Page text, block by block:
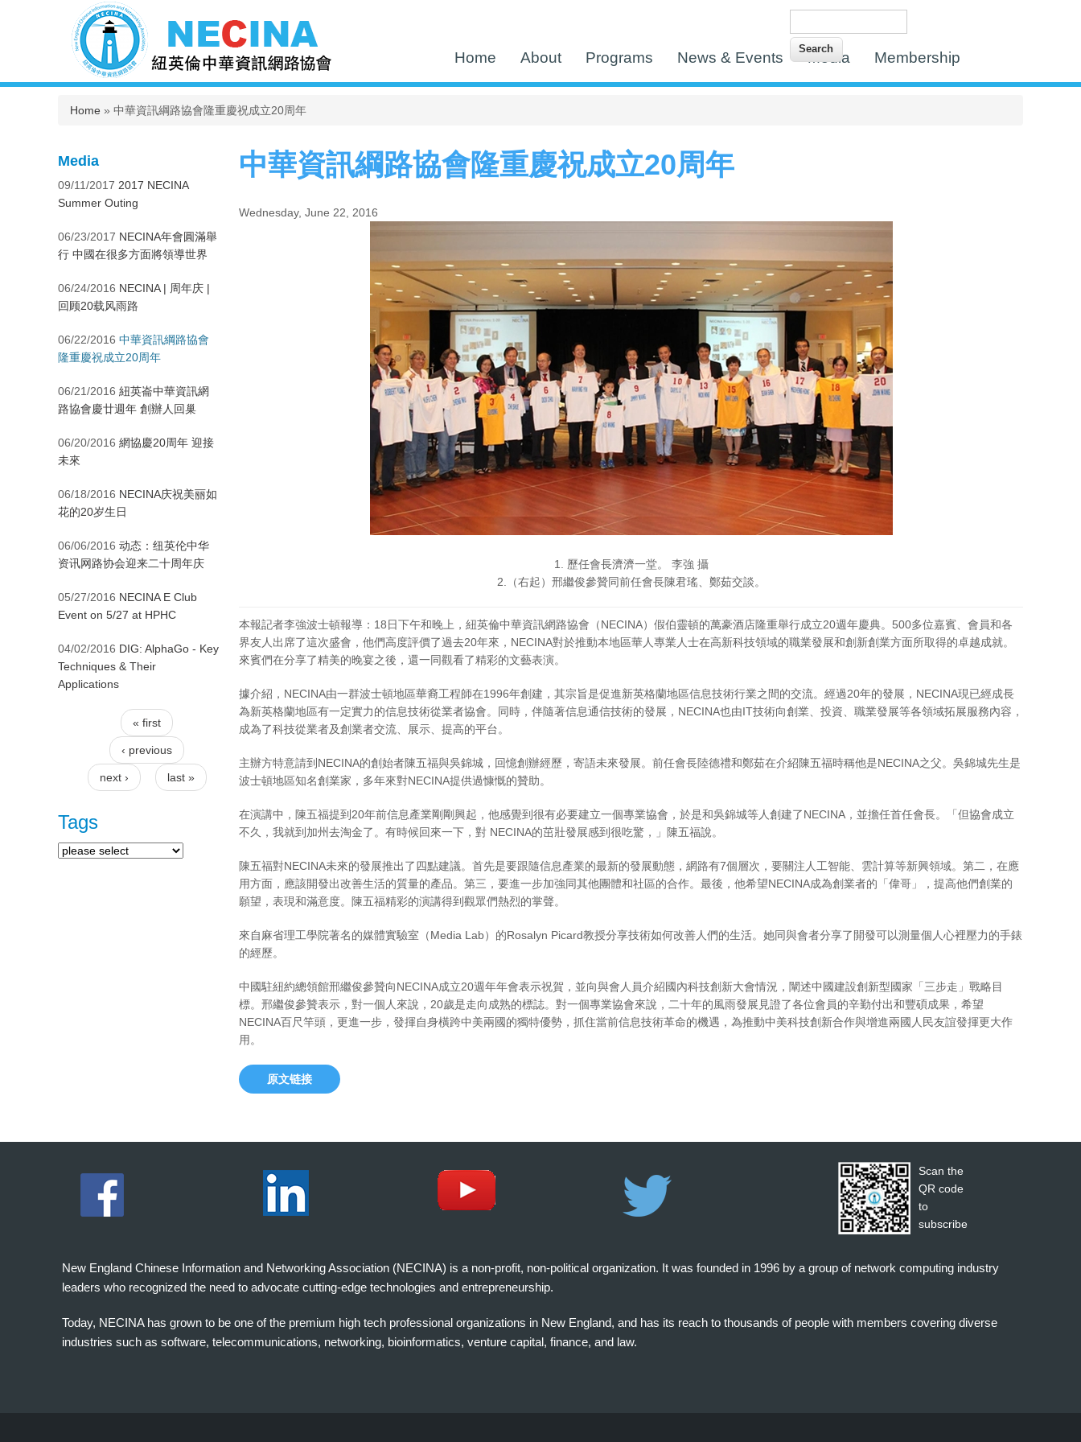
Home About Programs News & Events Media Membership
You are here
Home » 中華資訊綱路協會隆重慶祝成立20周年
中華資訊綱路協會隆重慶祝成立20周年
Wednesday, June 22, 2016
1. 歷任會長濟濟一堂。 李強 攝
2.（右起）邢繼俊參贊同前任會長陳君瑤、鄭茹交談。
本報記者李強波士頓報導：18日下午和晚上，紐英倫中華資訊網路協會（NECINA）假伯靈頓的萬豪酒店隆重舉行成立20週年慶典。500多位嘉賓、會員和各
界友人出席了這次盛會，他們高度評價了過去20年來，NECINA對於推動本地區華人專業人士在高新科技領域的職業發展和創新創業方面所取得的卓越成就。
來賓們在分享了精美的晚宴之後，還一同觀看了精彩的文藝表演。
據介紹，NECINA由一群波士頓地區華裔工程師在1996年創建，其宗旨是促進新英格蘭地區信息技術行業之間的交流。經過20年的發展，NECINA現已經成長
為新英格蘭地區有一定實力的信息技術從業者協會。同時，伴隨著信息通信技術的發展，NECINA也由IT技術向創業、投資、職業發展等各領域拓展服務內容，
成為了科技從業者及創業者交流、展示、提高的平台。
主辦方特意請到NECINA的創始者陳五福與吳錦城，回憶創辦經歷，寄語未來發展。前任會長陸德禮和鄭茹在介紹陳五福時稱他是NECINA之父。吳錦城先生是
波士頓地區知名創業家，多年來對NECINA提供過慷慨的贊助。
在演講中，陳五福提到20年前信息產業剛剛興起，他感覺到很有必要建立一個專業協會，於是和吳錦城等人創建了NECINA，並擔任首任會長。「但協會成立
不久，我就到加州去淘金了。有時候回來一下，對 NECINA的茁壯發展感到很吃驚，」陳五福說。
陳五福對NECINA未來的發展推出了四點建議。首先是要跟隨信息產業的最新的發展動態，網路有7個層次，要關注人工智能、雲計算等新興領域。第二，在應
用方面，應該開發出改善生活的質量的產品。第三，要進一步加強同其他團體和社區的合作。最後，他希望NECINA成為創業者的「偉哥」，提高他們創業的
願望，表現和滿意度。陳五福精彩的演講得到觀眾們熱烈的掌聲。
來自麻省理工學院著名的媒體實驗室（Media Lab）的Rosalyn Picard教授分享技術如何改善人們的生活。她同與會者分享了開發可以測量個人心裡壓力的手錶
的經歷。
中國駐紐約總領館邢繼俊參贊向NECINA成立20週年年會表示祝賀，並向與會人員介紹國內科技創新大會情況，闡述中國建設創新型國家「三步走」戰略目
標。邢繼俊參贊表示，對一個人來說，20歲是走向成熟的標誌。對一個專業協會來說，二十年的風雨發展見證了各位會員的辛勤付出和豐碩成果，希望
NECINA百尺竿頭，更進一步，發揮自身橫跨中美兩國的獨特優勢，抓住當前信息技術革命的機遇，為推動中美科技創新合作與增進兩國人民友誼發揮更大作
用。
原文链接
Media
09/11/2017 2017 NECINA
Summer Outing
06/23/2017 NECINA年會圓滿舉
行 中國在很多方面將領導世界
06/24/2016 NECINA | 周年庆 |
回顾20载风雨路
06/22/2016 中華資訊綱路協會
隆重慶祝成立20周年
06/21/2016 紐英崙中華資訊網
路協會慶廿週年 創辦人回巢
06/20/2016 網協慶20周年 迎接
未來
06/18/2016 NECINA庆祝美丽如
花的20岁生日
06/06/2016 动态：纽英伦中华
资讯网路协会迎来二十周年庆
05/27/2016 NECINA E Club
Event on 5/27 at HPHC
04/02/2016 DIG: AlphaGo - Key
Techniques & Their
Applications
Pages
« first
‹ previous
next › last »
Tags
Scan the
QR code
to
subscribe
New England Chinese Information and Networking Association (NECINA) is a non-profit, non-political organization. It was founded in 1996 by a group of network computing industry
leaders who recognized the need to advocate cutting-edge technologies and entrepreneurship.
Today, NECINA has grown to be one of the premium high tech professional organizations in New England, and has its reach to thousands of people with members covering diverse
industries such as software, telecommunications, networking, bioinformatics, venture capital, finance, and law.